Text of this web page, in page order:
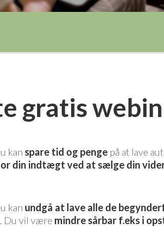
gratis
kan spare tid og penge på at lave
din indtægt ved at sælge din
kan undgå at lave alle de
Du vil være mindre sårbar f.eks i